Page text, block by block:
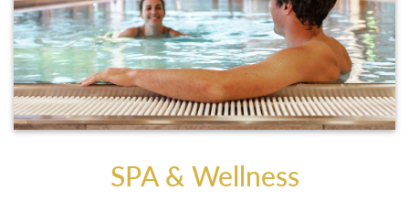
SPA & Wellness